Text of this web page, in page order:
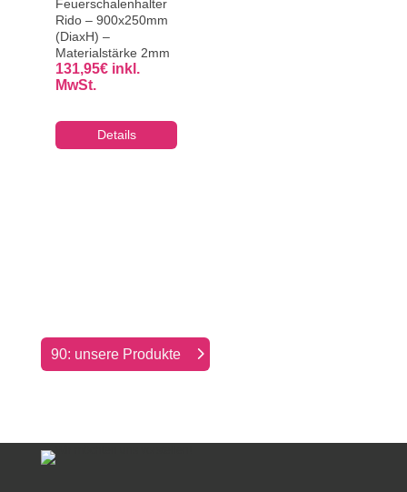
Feuerschalenhalter
Rido – 900x250mm
(DiaxH) –
Materialstärke 2mm
131,95€ inkl.
MwSt.
Details
90: unsere Produkte